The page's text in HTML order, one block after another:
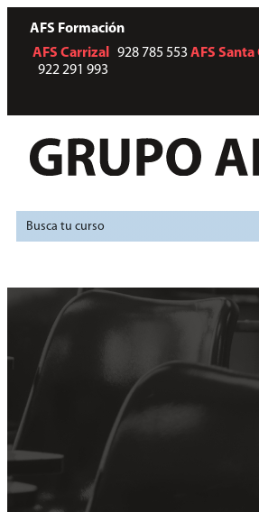
AFS Formación
AFS Carrizal 928 785 553 AFS Santa
922 291 993